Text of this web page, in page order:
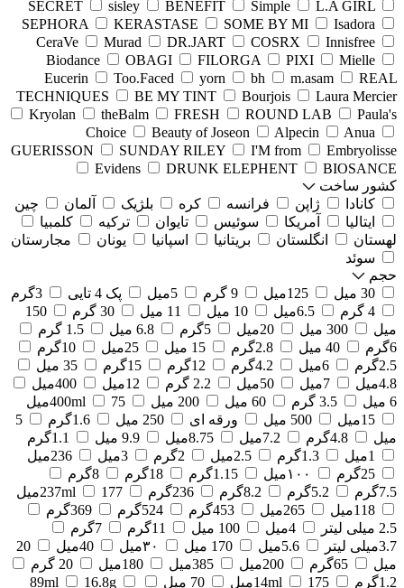
SECRET
sisley BENEFIT Simple
L.A GIRL
SEPHORA
KERASTASE SOME BY MI
Isadora
CeraVe
Murad DR.JART COSRX
Innisfree
Biodance
OBAGI FILORGA PIXI
Mielle
Eucerin
Too.Faced yorn bh m.asam
REAL
TECHNIQUES
BE MY TINT Bourjois
Laura Mercier
Kryolan
theBalm FRESH ROUND LAB
Paula's
Choice
Beauty of Joseon Alpecin
Anua
GUERISSON
SUNDAY RILEY I'M from
Embryolisse
Evidens
DRUNK ELEPHENT
BIOSANCE
کشور ساخت
کانادا
ژاپن فرانسه کره بلژیک آلمان
چین
ایتالیا
آمریکا سوئیس تایوان ترکیه
کلمبیا
لهستان
انگلستان بریتانیا اسپانیا یونان
مجارستان
سوئد
حجم
30 میل
125میل 9 گرم 5میل پک 4 تایی
3گرم
4 گرم
6.5میل 10 میل 11 میل 30 گرم
150
میل
300 میل 20میل 5گرم 6.8 میل
1.5 گرم
6گرم
40 میل 2.8گرم 15 میل 25میل
10گرم
2.5گرم
6میل 4.2گرم 12گرم 15گرم
35 میل
4.8میل
7میل 50میل 2.2 گرم 12میل
400میل
6 میل
3.5 گرم 60 میل 200 میل 400ml
75میل
15میل
500 میل ورقه ای 250 میل 1.6گرم
5
میل
4.8گرم 7.2میل 8.75میل 9.9 میل
1.1گرم
1میل
1.3گرم 2.5میل 2گرم 3میل
236میل
25گرم
۱۰۰میل 1.15گرم 18گرم
8گرم
7.5گرم
5.2گرم 8.2گرم 236گرم 237ml
177میل
118میل
265میل 453گرم 524گرم
369گرم
2.5 میلی لیتر
4میل 100 میل 11گرم
7گرم
3.7میلی لیتر
5.6میل 170 میل ۳۰میل 40میل
20
میل
65گرم 200میل 385میل 180میل
20 گرم
1.2گرم
14ml 175میل 70 میل 89ml
16.8g